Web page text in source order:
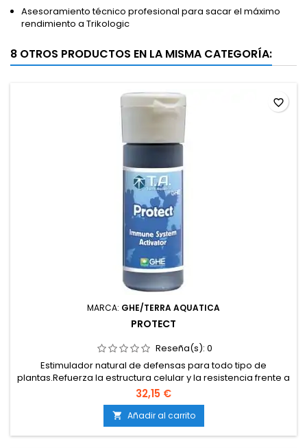
Asesoramiento técnico profesional para sacar el máximo
rendimiento a Trikologic
8 OTROS PRODUCTOS EN LA MISMA CATEGORÍA:
MARCA: GHE/TERRA AQUATICA
PROTECT
Reseña(s): 0
Estimulador natural de defensas para todo tipo de
plantas.Refuerza la estructura celular y la resistencia frente a
plagas y enfermedades.Ayuda a la recuperación tras daños
o estrés ambiental.Compatible con cultivos en tierra, coco e
hidroponía.Puede aplicarse en riego o foliar (no sobre flores
abiertas).
32,15 €
 Añadir al carrito
favorite_border